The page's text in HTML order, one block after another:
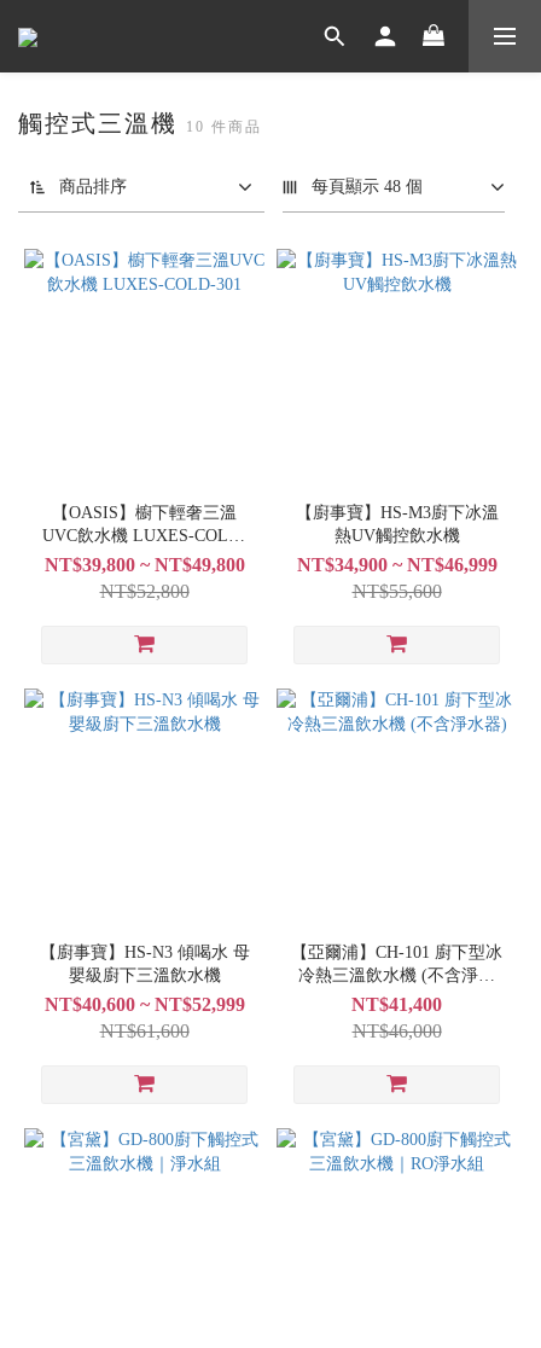
觸控式三溫機 10 件商品
商品排序 每頁顯示 48 個
【OASIS】櫥下輕奢三溫
UVC飲水機 LUXES-COLD-
301
NT$39,800 ~ NT$49,800
NT$52,800
【廚事寶】HS-M3廚下冰溫
熱UV觸控飲水機
NT$34,900 ~ NT$46,999
NT$55,600
【廚事寶】HS-N3 傾喝水 母
嬰級廚下三溫飲水機
NT$40,600 ~ NT$52,999
NT$61,600
【亞爾浦】CH-101 廚下型冰
冷熱三溫飲水機 (不含淨水
器)
NT$41,400
NT$46,000